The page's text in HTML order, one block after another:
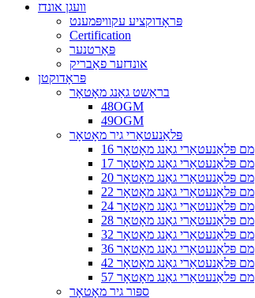
וועגן אונדז
פּראָדוקציע עקוויפּמענט
Certification
פּאַרטנער
אונדזער פאַבריק
פּראָדוקטן
בראַשט גאַנג מאָטאָר
48OGM
49OGM
פּלאַנעטאַרי גיר מאָטאָר
16 מם פּלאַנעטאַרי גאַנג מאָטאָר
17 מם פּלאַנעטאַרי גאַנג מאָטאָר
20 מם פּלאַנעטאַרי גאַנג מאָטאָר
22 מם פּלאַנעטאַרי גאַנג מאָטאָר
24 מם פּלאַנעטאַרי גאַנג מאָטאָר
28 מם פּלאַנעטאַרי גאַנג מאָטאָר
32 מם פּלאַנעטאַרי גאַנג מאָטאָר
36 מם פּלאַנעטאַרי גאַנג מאָטאָר
42 מם פּלאַנעטאַרי גאַנג מאָטאָר
57 מם פּלאַנעטאַרי גאַנג מאָטאָר
ספּור גיר מאָטאָר